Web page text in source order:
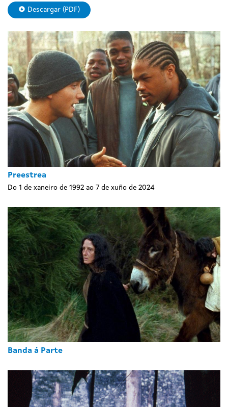
Descargar (PDF)
Preestrea
Do 1 de xaneiro de 1992 ao 7 de xuño de 2024
Banda á Parte